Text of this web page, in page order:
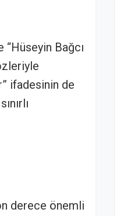
Bağcı
ifadesinin de
derece önemli